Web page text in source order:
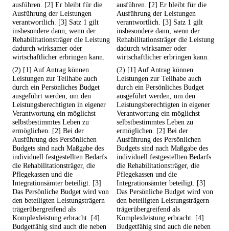
ausführen. [2] Er bleibt für die
Ausführung der Leistungen
verantwortlich. [3] Satz 1 gilt
insbesondere dann, wenn der
Rehabilitationsträger die Leistung
dadurch wirksamer oder
wirtschaftlicher erbringen kann.
ausführen. [2] Er bleibt für die
Ausführung der Leistungen
verantwortlich. [3] Satz 1 gilt
insbesondere dann, wenn der
Rehabilitationsträger die Leistung
dadurch wirksamer oder
wirtschaftlicher erbringen kann.
(2) [1] Auf Antrag können
Leistungen zur Teilhabe auch
durch ein Persönliches Budget
ausgeführt werden, um den
Leistungsberechtigten in eigener
Verantwortung ein möglichst
selbstbestimmtes Leben zu
ermöglichen. [2] Bei der
Ausführung des Persönlichen
Budgets sind nach Maßgabe des
individuell festgestellten Bedarfs
die Rehabilitationsträger, die
Pflegekassen und die
Integrationsämter beteiligt. [3]
Das Persönliche Budget wird von
den beteiligten Leistungsträgern
trägerübergreifend als
Komplexleistung erbracht. [4]
Budgetfähig sind auch die neben
(2) [1] Auf Antrag können
Leistungen zur Teilhabe auch
durch ein Persönliches Budget
ausgeführt werden, um den
Leistungsberechtigten in eigener
Verantwortung ein möglichst
selbstbestimmtes Leben zu
ermöglichen. [2] Bei der
Ausführung des Persönlichen
Budgets sind nach Maßgabe des
individuell festgestellten Bedarfs
die Rehabilitationsträger, die
Pflegekassen und die
Integrationsämter beteiligt. [3]
Das Persönliche Budget wird von
den beteiligten Leistungsträgern
trägerübergreifend als
Komplexleistung erbracht. [4]
Budgetfähig sind auch die neben